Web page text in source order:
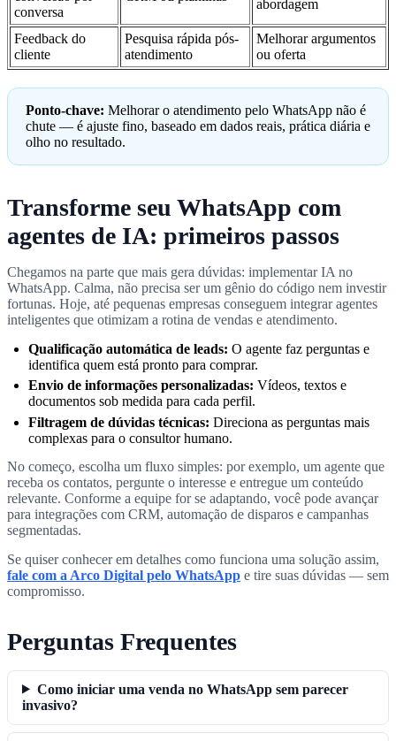
conversa
abordagem
Feedback do
cliente
Pesquisa rápida pós-
atendimento
Melhorar argumentos
ou oferta
Ponto-chave: Melhorar o atendimento pelo WhatsApp não é
chute — é ajuste fino, baseado em dados reais, prática diária e
olho no resultado.
Transforme seu WhatsApp com
agentes de IA: primeiros passos
Chegamos na parte que mais gera dúvidas: implementar IA no
WhatsApp. Calma, não precisa ser um gênio do código nem investir
fortunas. Hoje, até pequenas empresas conseguem integrar agentes
inteligentes que otimizam a rotina de vendas e atendimento.
Qualificação automática de leads: O agente faz perguntas e
identifica quem está pronto para comprar.
Envio de informações personalizadas: Vídeos, textos e
documentos sob medida para cada perfil.
Filtragem de dúvidas técnicas: Direciona as perguntas mais
complexas para o consultor humano.
No começo, escolha um fluxo simples: por exemplo, um agente que
receba os contatos, pergunte o interesse e entregue um conteúdo
relevante. Conforme a equipe for se adaptando, você pode avançar
para integrações com CRM, automação de disparos e campanhas
segmentadas.
Se quiser conhecer em detalhes como funciona uma solução assim,
fale com a Arco Digital pelo WhatsApp e tire suas dúvidas — sem
compromisso.
Perguntas Frequentes
Como iniciar uma venda no WhatsApp sem parecer
invasivo?